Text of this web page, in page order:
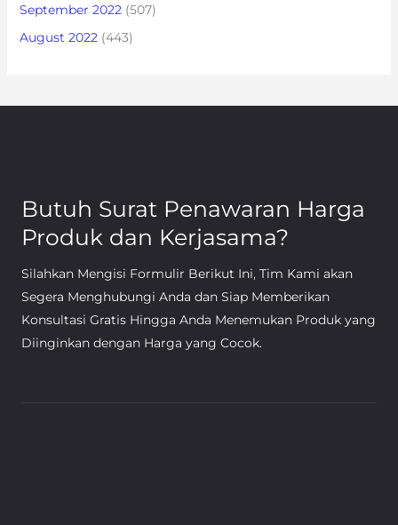
September 2022(507)
August 2022(443)
Butuh Surat Penawaran Harga
Produk dan Kerjasama?
Silahkan Mengisi Formulir Berikut Ini, Tim Kami akan
Segera Menghubungi Anda dan Siap Memberikan
Konsultasi Gratis Hingga Anda Menemukan Produk yang
Diinginkan dengan Harga yang Cocok.